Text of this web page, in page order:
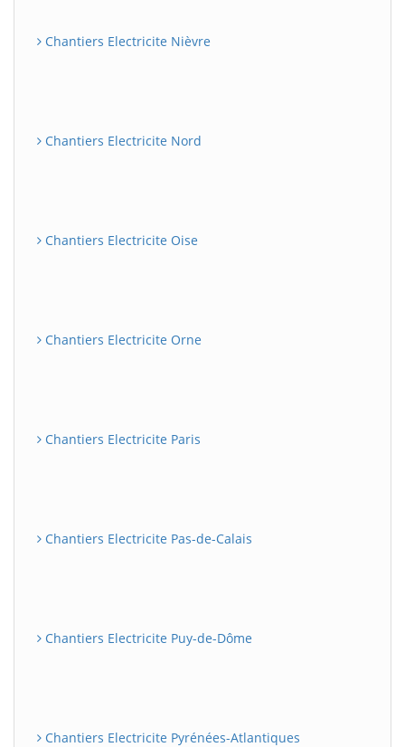
Chantiers Electricite Nièvre
Chantiers Electricite Nord
Chantiers Electricite Oise
Chantiers Electricite Orne
Chantiers Electricite Paris
Chantiers Electricite Pas-de-Calais
Chantiers Electricite Puy-de-Dôme
Chantiers Electricite Pyrénées-Atlantiques